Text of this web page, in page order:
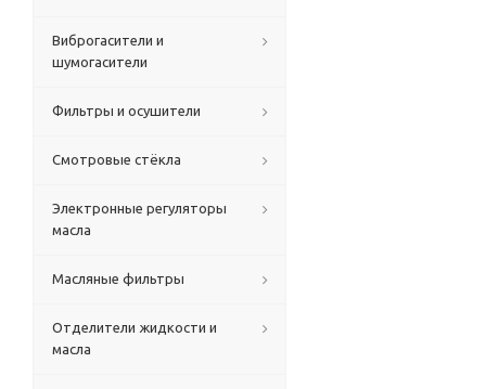
Виброгасители и
шумогасители
Фильтры и осушители
Смотровые стёкла
Электронные регуляторы
масла
Масляные фильтры
Отделители жидкости и
масла